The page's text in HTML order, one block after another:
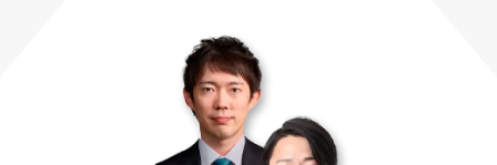
定額制営業代行『カリトルくん』
定額制採用代行・RPO『トルトルくん』
格安でAI導入支援『あいのりAI』
拡散付1日密着動画制作『まるごと社長』